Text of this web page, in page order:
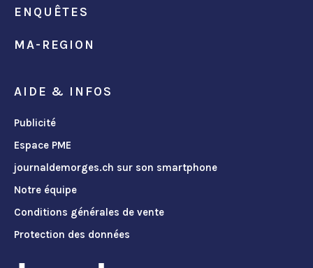
ENQUÊTES
MA-REGION
AIDE & INFOS
Publicité
Espace PME
journaldemorges.ch sur son smartphone
Notre équipe
Conditions générales de vente
Protection des données